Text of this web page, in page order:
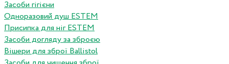
Засоби гігієни
Одноразовий душ ESTEM
Присипка для ніг ESTEM
Засоби догляду за зброєю
Вішери для зброї Ballistol